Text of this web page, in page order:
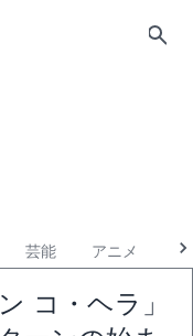
芸能 アニメ
コ・ヘラ」